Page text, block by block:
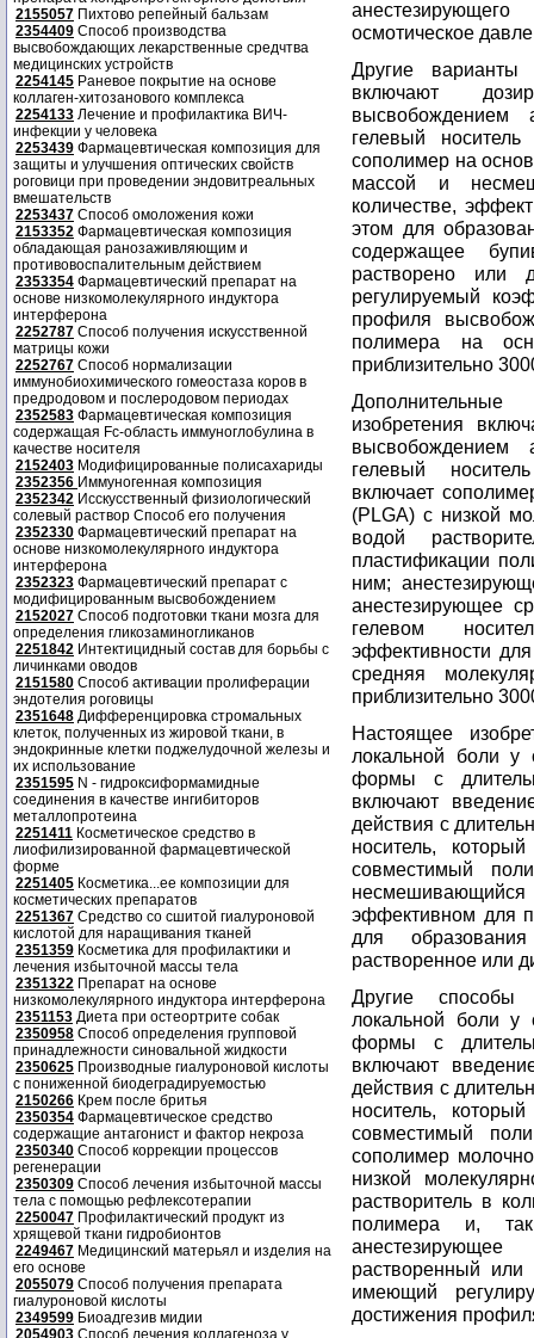
2155057 Пихтово репейный бальзам
2354409 Способ производства
высвобождающих лекарственные средчтва
медицинских устройств
2254145 Раневое покрытие на основе
коллаген-хитозанового комплекса
2254133 Лечение и профилактика ВИЧ-
инфекции у человека
2253439 Фармацевтическая композиция для
защиты и улучшения оптических свойств
роговици при проведении эндовитреальных
вмешательств
2253437 Способ омоложения кожи
2153352 Фармацевтическая композиция
обладающая ранозаживляющим и
противовоспалительным действием
2353354 Фармацевтический препарат на
основе низкомолекулярного индуктора
интерферона
2252787 Способ получения искусственной
матрицы кожи
2252767 Способ нормализации
иммунобиохимического гомеостаза коров в
предродовом и послеродовом периодах
2352583 Фармацевтическая композиция
содержащая Fc-область иммуноглобулина в
качестве носителя
2152403 Модифицированные полисахариды
2352356 Иммуногенная композиция
2352342 Исскусственный физиологический
солевый раствор Способ его получения
2352330 Фармацевтический препарат на
основе низкомолекулярного индуктора
интерферона
2352323 Фармацевтический препарат с
модифицированным высвобождением
2152027 Способ подготовки ткани мозга для
определения гликозаминогликанов
2251842 Интектицидный состав для борьбы с
личинками оводов
2151580 Способ активации пролиферации
эндотелия роговицы
2351648 Дифференцировка стромальных
клеток, полученных из жировой ткани, в
эндокринные клетки поджелудочной железы и
их использование
2351595 N - гидроксиформамидные
соединения в качестве ингибиторов
металлопротеина
2251411 Косметическое средство в
лиофилизированной фармацевтической
форме
2251405 Косметика...ее композиции для
косметических препаратов
2251367 Средство со сшитой гиалуроновой
кислотой для наращивания тканей
2351359 Косметика для профилактики и
лечения избыточной массы тела
2351322 Препарат на основе
низкомолекулярного индуктора интерферона
2351153 Диета при остеортрите собак
2350958 Способ определения групповой
принадлежности синовальной жидкости
2350625 Производные гиалуроновой кислоты
с пониженной биодеградируемостью
2150266 Крем после бритья
2350354 Фармацевтическое средство
содержащие антагонист и фактор некроза
2350340 Способ коррекции процессов
регенерации
2350309 Способ лечения избыточной массы
тела с помощью рефлексотерапии
2250047 Профилактический продукт из
хрящевой ткани гидробионтов
2249467 Медицинский матерьял и изделия на
его основе
2055079 Способ получения препарата
гиалуроновой кислоты
2349599 Биоадгезив мидии
2054903 Способ лечения коллагеноза у
осмотическое
Другие варианты
включают
высвобождением
гелевый носитель
сополимер на
массой и
количестве,
этом для
содержащее
растворено или
регулируемый
профиля
полимера на
приблизительно
Дополнительные
изобретения
высвобождением
гелевый
включает
(PLGA) с низкой
водой
пластификации
ним;
анестезирующее
гелевом
эффективности
средняя
приблизительно
Настоящее
локальной боли у
формы с
включают
действия с
носитель,
совместимый
эффективном для
для
растворенное или
Другие способы
локальной боли у
формы с
включают
действия с
носитель,
совместимый
сополимер
низкой
растворитель в
полимера и,
растворенный или
имеющий
достижения